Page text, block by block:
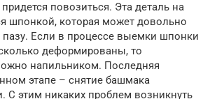
повозиться. Эта деталь на
шпонкой, которая может довольно
пазу. Если в процессе выемки шпонки
деформированы, то
напильником. Последняя
этапе – снятие башмака
С этим никаких проблем возникнуть